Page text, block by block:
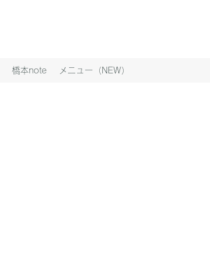
橋本note メニュー（NEW）